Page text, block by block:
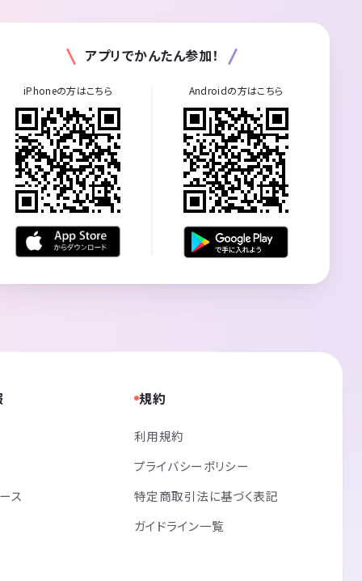
アプリでかんたん参加！
iPhoneの方はこちら Androidの方はこちら
ス
規約
利用規約
プライバシーポリシー
特定商取引法に基づく表記
ガイドライン一覧